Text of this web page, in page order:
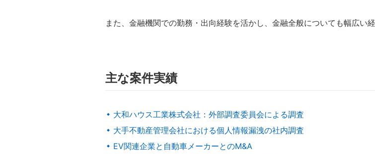
また、金融機関での勤務・出向経験を活かし、金融全般についても幅広い
主な案件実績
大和ハウス工業株式会社：外部調査委員会による調査
大手不動産管理会社における個人情報漏洩の社内調査
EV関連企業と自動車メーカーとのM&A